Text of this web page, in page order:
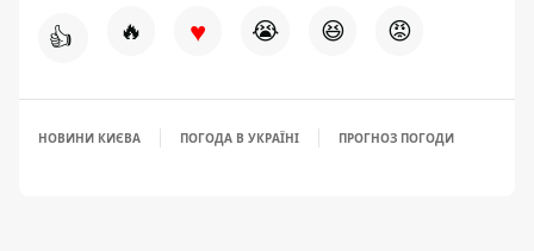
👍 🔥 ♥ 😭 😆 😡
НОВИНИ КИЄВА ПОГОДА В УКРАЇНІ ПРОГНОЗ ПОГОДИ